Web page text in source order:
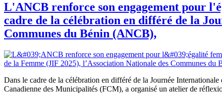
L'ANCB renforce son engagement pour
cadre de la célébration en différé de la
Communes du Bénin (ANCB),
Dans le cadre de la célébration en différé de la Journée
Canadienne des Municipalités (FCM), a organisé un atelier de